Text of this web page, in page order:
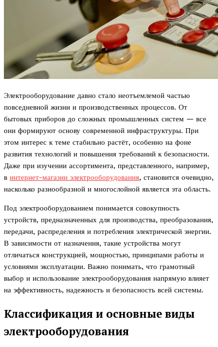
Электрооборудование давно стало неотъемлемой частью
повседневной жизни и производственных процессов. От
бытовых приборов до сложных промышленных систем — все
они формируют основу современной инфраструктуры. При
этом интерес к теме стабильно растёт, особенно на фоне
развития технологий и повышения требований к безопасности.
Даже при изучении ассортимента, представленного, например,
в интернет-магазин электрооборудования, становится очевидно,
насколько разнообразной и многослойной является эта область.
Под электрооборудованием понимается совокупность
устройств, предназначенных для производства, преобразования,
передачи, распределения и потребления электрической энергии.
В зависимости от назначения, такие устройства могут
отличаться конструкцией, мощностью, принципами работы и
условиями эксплуатации. Важно понимать, что грамотный
выбор и использование электрооборудования напрямую влияет
на эффективность, надежность и безопасность всей системы.
Классификация и основные виды
электрооборудования